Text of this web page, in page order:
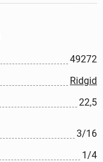
49272
Ridgid
22,5
3/16
1/4